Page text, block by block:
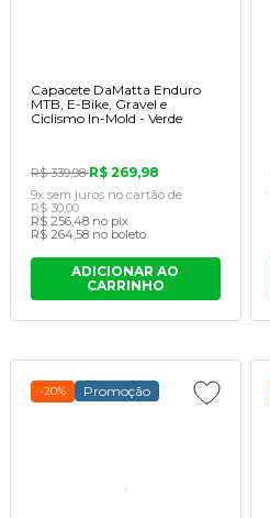
Capacete DaMatta Enduro
MTB, E-Bike, Gravel e
Ciclismo In-Mold - Verde
R$ 339,98R$ 269,98
9x sem juros no cartãode
R$ 30,00
R$ 256,48 no pix
R$ 264,58 no boleto
ADICIONAR AO
CARRINHO
-20% Promoção